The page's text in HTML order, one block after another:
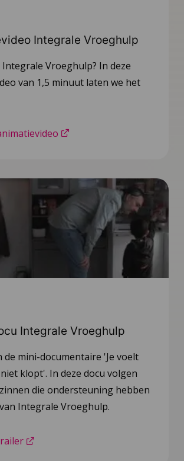
Integrale Vroeghulp
Vroeghulp? In deze
van 1,5 minuut laten we het
Integrale Vroeghulp
de mini-documentaire 'Je voelt
klopt'. In deze docu volgen
die ondersteuning hebben
Integrale Vroeghulp.